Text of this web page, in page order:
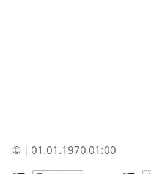
© | 01.01.1970 01:00